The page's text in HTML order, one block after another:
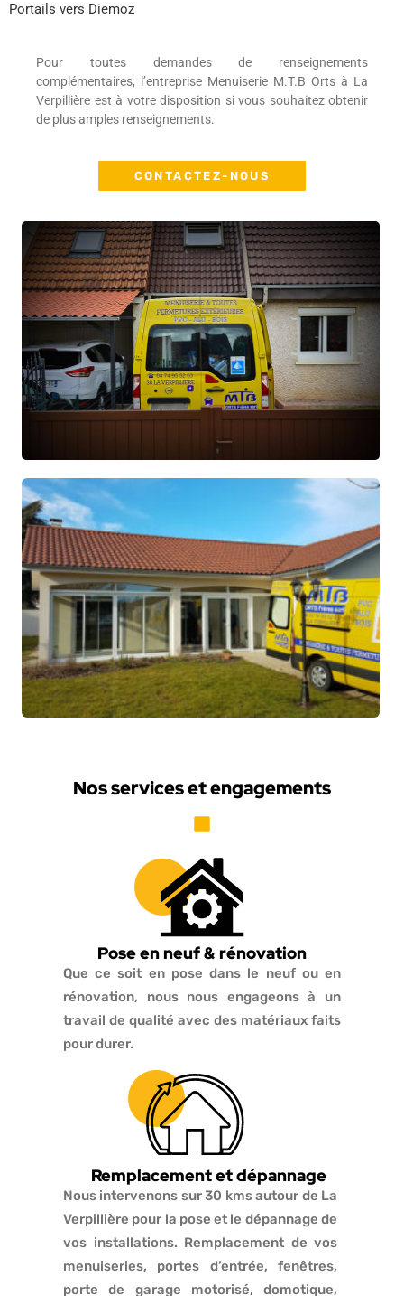
Portails vers Diemoz
Pour toutes demandes de renseignements
complémentaires, l’entreprise Menuiserie M.T.B Orts à La
Verpillière est à votre disposition si vous souhaitez obtenir
de plus amples renseignements.
CONTACTEZ-NOUS
Nos services et engagements
Pose en neuf & rénovation
Que ce soit en pose dans le neuf ou en
rénovation, nous nous engageons à un
travail de qualité avec des matériaux faits
pour durer.
Remplacement et dépannage
Nous intervenons sur 30 kms autour de La
Verpillière pour la pose et le dépannage de
vos installations. Remplacement de vos
menuiseries, portes d’entrée, fenêtres,
porte de garage motorisé, domotique,